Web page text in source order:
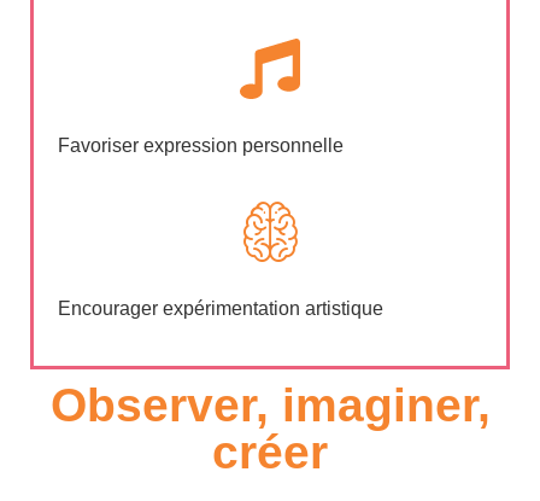
Favoriser expression personnelle
Encourager expérimentation artistique
Observer, imaginer,
créer